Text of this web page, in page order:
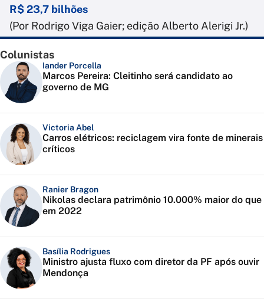
R$ 23,7 bilhões
(Por Rodrigo Viga Gaier; edição Alberto Alerigi Jr.)
Colunistas
Iander Porcella
Marcos Pereira: Cleitinho será candidato ao
governo de MG
Victoria Abel
Carros elétricos: reciclagem vira fonte de minerais
críticos
Ranier Bragon
Nikolas declara patrimônio 10.000% maior do que
em 2022
Basília Rodrigues
Ministro ajusta fluxo com diretor da PF após ouvir
Mendonça